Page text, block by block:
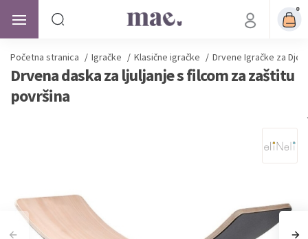
0
Početna stranica / Igračke / Klasične igračke / Drvene Igračke za
Drvena daska za ljuljanje s filcom za zaštitu
površina